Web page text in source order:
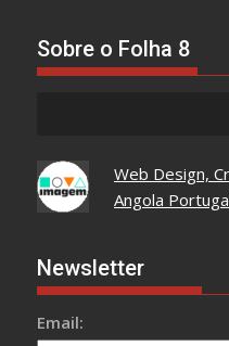
Sobre o Folha 8
Web Design,
Angola
Newsletter
Email: